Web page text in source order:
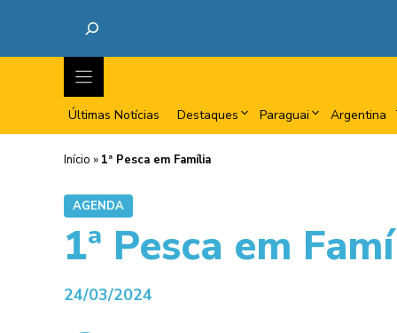
Últimas Notícias Destaques Paraguai Argentina
Início » 1ª Pesca em Família
AGENDA
1ª Pesca em
24/03/2024